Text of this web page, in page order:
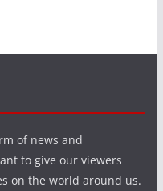
of news and
to give our viewers
on the world around us.